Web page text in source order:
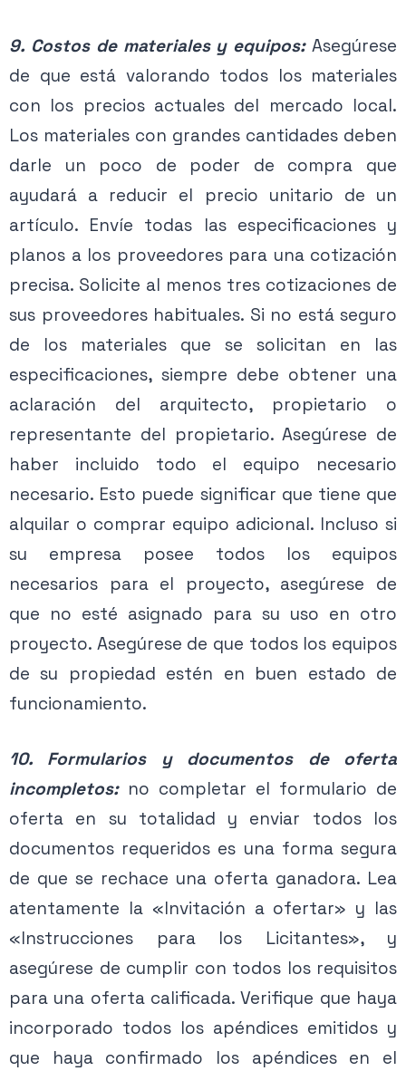
9. Costos de materiales y equipos:Asegúrese
de que está valorando todos los materiales
con los precios actuales del mercado local.
Los materiales con grandes cantidades deben
darle un poco de poder de compra que
ayudará a reducir el precio unitario de un
artículo. Envíe todas las especificaciones y
planos a los proveedores para una cotización
precisa. Solicite al menos tres cotizaciones de
sus proveedores habituales. Si no está seguro
de los materiales que se solicitan en las
especificaciones, siempre debe obtener una
aclaración del arquitecto, propietario o
representante del propietario. Asegúrese de
haber incluido todo el equipo necesario
necesario. Esto puede significar que tiene que
alquilar o comprar equipo adicional. Incluso si
su empresa posee todos los equipos
necesarios para el proyecto, asegúrese de
que no esté asignado para su uso en otro
proyecto. Asegúrese de que todos los equipos
de su propiedad estén en buen estado de
funcionamiento.
10. Formularios y documentos de oferta
incompletos:no completar el formulario de
oferta en su totalidad y enviar todos los
documentos requeridos es una forma segura
de que se rechace una oferta ganadora. Lea
atentamente la «Invitación a ofertar» y las
«Instrucciones para los Licitantes», y
asegúrese de cumplir con todos los requisitos
para una oferta calificada. Verifique que haya
incorporado todos los apéndices emitidos y
que haya confirmado los apéndices en el